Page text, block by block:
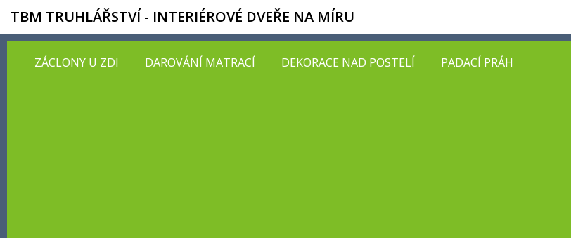
TBM TRUHLÁŘSTVÍ - INTERIÉROVÉ DVEŘE NA MÍRU
ZÁCLONY U ZDI DAROVÁNÍ MATRACÍ DEKORACE NAD POSTELÍ PADACÍ PRÁH